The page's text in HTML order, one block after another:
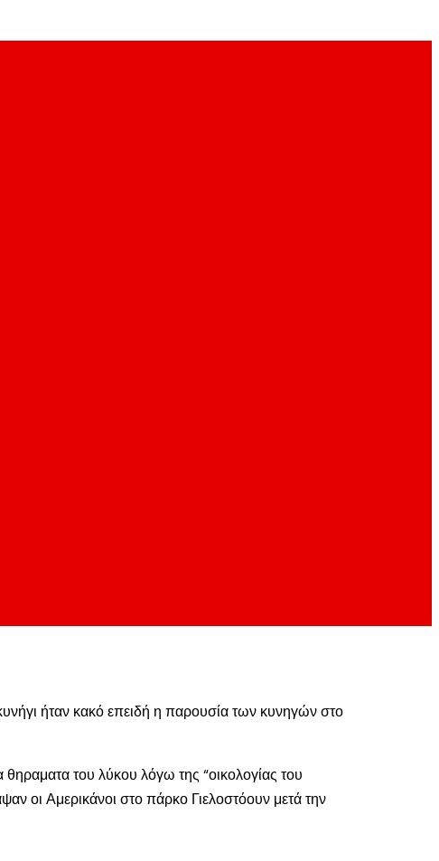
ήταν κακό επειδή η παρουσία των κυνηγών στο
του λύκου λόγω της “οικολογίας του
οι Αμερικάνοι στο πάρκο Γιελοστόουν μετά την